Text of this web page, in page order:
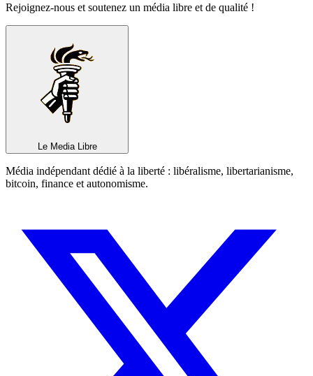
Rejoignez-nous et soutenez un média libre et de qualité !
Le Media Libre
Média indépendant dédié à la liberté : libéralisme, libertarianisme,
bitcoin, finance et autonomisme.